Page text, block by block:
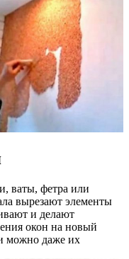
ваты, фетра или
вырезают элементы
и делают
окон на новый
можно даже их